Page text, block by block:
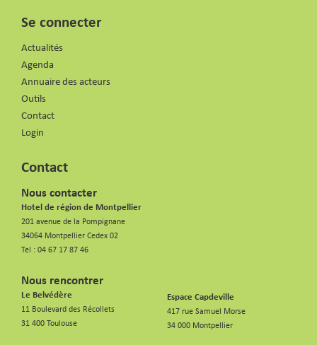
Se connecter
Actualités
Agenda
Annuaire des acteurs
Outils
Contact
Login
Contact
Nous contacter
Hotel de région de Montpellier
201 avenue de la Pompignane
34064 Montpellier Cedex 02
Tel : 04 67 17 87 46
Nous rencontrer
Le Belvédère
11 Boulevard des Récollets
31 400 Toulouse
Espace Capdeville
417 rue Samuel Morse
34 000 Montpellier